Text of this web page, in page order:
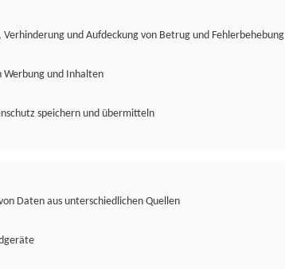
und Aufdeckung von Betrug und Fehlerbehebung
Werbung und Inhalten
speichern und übermitteln
Daten aus unterschiedlichen Quellen